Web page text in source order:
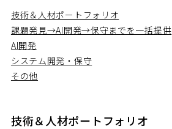
技術＆人材ポートフォリオ
課題発見→AI開発→保守までを一括提供
AI開発
システム開発・保守
その他
技術＆人材ポートフォリオ